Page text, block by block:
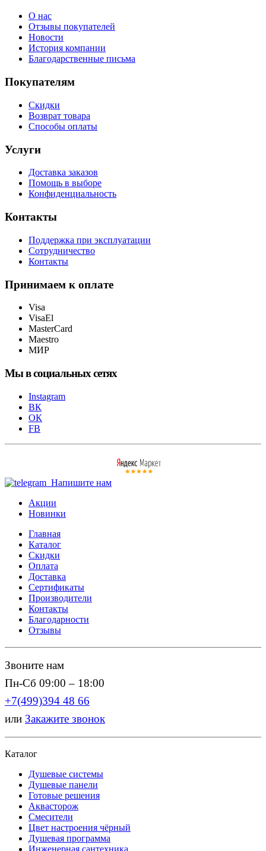
О нас
Отзывы покупателей
Новости
История компании
Благодарственные письма
Покупателям
Скидки
Возврат товара
Способы оплаты
Услуги
Доставка заказов
Помощь в выборе
Конфиденциальность
Контакты
Поддержка при эксплуатации
Сотрудничество
Контакты
Принимаем к оплате
Visa
VisaEl
MasterCard
Maestro
МИР
Мы в социальных сетях
Instagram
ВК
ОК
FB
Напишите нам
Акции
Новинки
Главная
Каталог
Скидки
Оплата
Доставка
Сертификаты
Производители
Контакты
Благодарности
Отзывы
Звоните нам
Пн-Сб 09:00 – 18:00
+7(499)394 48 66
или Закажите звонок
Каталог
Душевые системы
Душевые панели
Готовые решения
Аквасторож
Смесители
Цвет настроения чёрный
Душевая программа
Инженерная сантехника